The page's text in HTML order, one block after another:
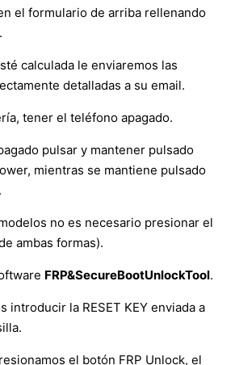
el formulario de arriba rellenando
calculada le enviaremos las
detalladas a su email.
tener el teléfono apagado.
pulsar y mantener pulsado
mientras se mantiene pulsado
no es necesario presionar el
ambas formas).
FRP&SecureBootUnlockTool.
introducir la RESET KEY enviada a
el botón FRP Unlock, el